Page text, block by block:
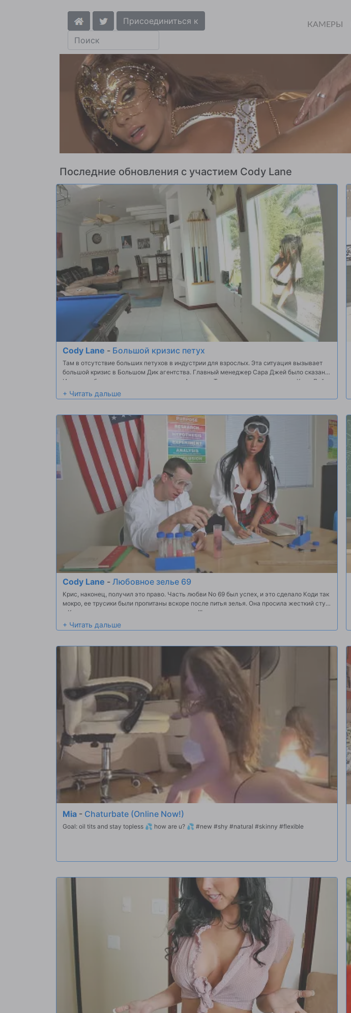
Присоединиться к КАМЕРЫ
Последние обновления с участием Cody Lane
Cody Lane - Большой кризис петух
Там в отсутствие больших петухов в индустрии для взрослых. Эта ситуация вызывает
большой кризис в Большом Дик агентства. Главный менеджер Сара Джей было сказано
Иордании были замечены за пределами Аризоны. Так что она послала агента Коди Лейн
пойти получить, что BIG COCK обратно в агентство. Коди не было никаких проблем с
поиском его, и когда она сделала, она убедила его, чтобы вернуться в бизнес, катаясь на
Cody Lane - Любовное зелье 69
Крис, наконец, получил это право. Часть любви No 69 был успех, и это сделало Коди так
мокро, ее трусики были пропитаны вскоре после питья зелья. Она просила жесткий стук
и Крис не упустит этот шанс ни за что в мире!!!
Mia - Chaturbate (Online Now!)
Goal: oil tits and stay topless 💦 how are u? 💦 #new #shy #natural #skinny #flexible